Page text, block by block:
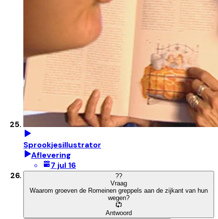
Sprookjesillustrator
Aflevering
7 jul 16
??
Vraag
Waarom groeven de Romeinen greppels aan de zijkant van hun
wegen?
Antwoord